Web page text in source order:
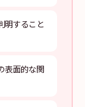
明すること
表面的な関